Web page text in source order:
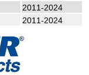
2011-2024
2011-2024